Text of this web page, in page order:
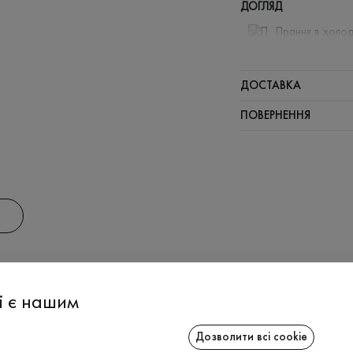
ДОГЛЯД
Прання в
Щадний
ДОСТАВКА
ПОВЕРНЕННЯ
є нашим
Дозволити всі cookie